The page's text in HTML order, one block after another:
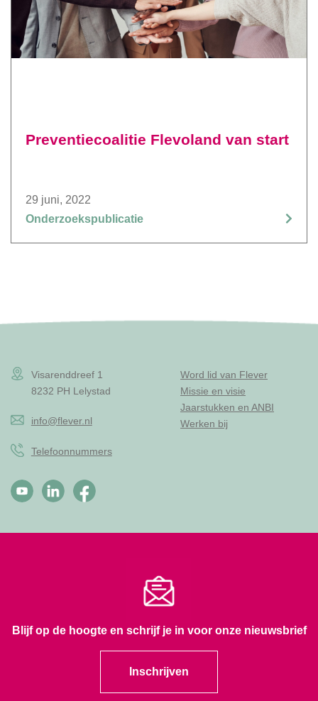
Preventiecoalitie Flevoland van start
29 juni, 2022
Onderzoekspublicatie
Visarenddreef 1
8232 PH Lelystad
info@flever.nl
Telefoonnummers
Word lid van Flever
Missie en visie
Jaarstukken en ANBI
Werken bij
Blijf op de hoogte en schrijf je in voor onze nieuwsbrief
Inschrijven